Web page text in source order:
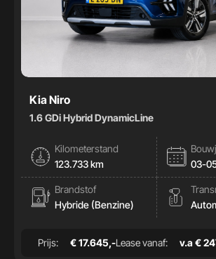
Kia Niro
1.6 GDi Hybrid DynamicLine
Kilometerstand
123.733 km
03-
Brandstof
Hybride (Benzine)
Prijs: € 17.645,-Lease vanaf: v.a €